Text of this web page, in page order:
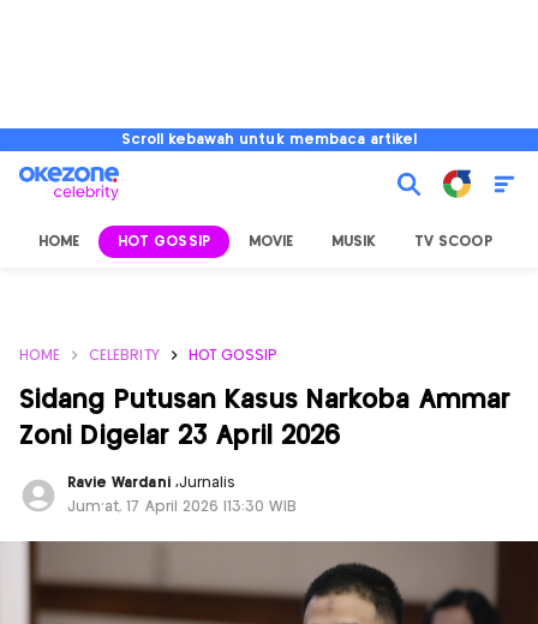
Scroll kebawah untuk membaca artikel
HOME HOT GOSSIP MOVIE MUSIK TV SCOOP
HOME CELEBRITY HOT GOSSIP
Sidang Putusan Kasus Narkoba Ammar
Zoni Digelar 23 April 2026
Ravie Wardani ,Jurnalis
Jum'at, 17 April 2026 |13:30 WIB